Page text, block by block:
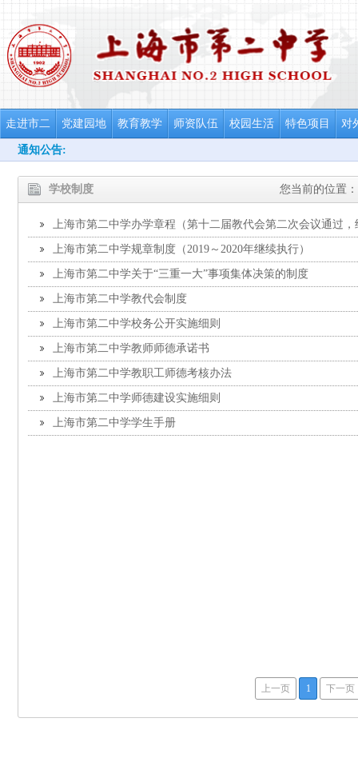
走进市二 党建园地 教育教学 师资队伍 校园生活 特色项目 对
通知公告:
您当前的位置：
学校制度
上海市第二中学办学章程（第十二届教代会第二次会议通过，
上海市第二中学规章制度（2019～2020年继续执行）
上海市第二中学关于“三重一大”事项集体决策的制度
上海市第二中学教代会制度
上海市第二中学校务公开实施细则
上海市第二中学教师师德承诺书
上海市第二中学教职工师德考核办法
上海市第二中学师德建设实施细则
上海市第二中学学生手册
上一页 1 下一页